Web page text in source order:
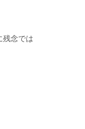
残念では